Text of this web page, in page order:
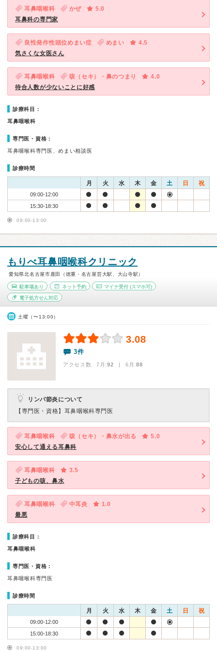
耳鼻咽喉科 かぜ
5.0
耳鼻科の専門家
良性発作性頭位めまい症 めまい
4.5
気さくな女医さん
耳鼻咽喉科 咳（セキ）・鼻のつまり
4.0
待合人数が少ないことに好感
診療科目：
耳鼻咽喉科
専門医・資格：
耳鼻咽喉科専門医、めまい相談医
診療時間
月 火 水 木 金 土 日 祝
09:00-12:00
15:30-18:30
09:00-13:00
もりべ耳鼻咽喉科クリニック
愛知県北名古屋市鹿田（徳重・名古屋芸大駅、大山寺駅）
駐車場あり ネット予約 マイナ受付 (スマホ可)
電子処方せん対応
土曜（〜13:00）
3.08
3件
アクセス数 7月:92 | 6月:88
リンパ節炎について
【専門医・資格】 耳鼻咽喉科専門医
耳鼻咽喉科 咳（セキ）・鼻水が出る
5.0
安心して通える耳鼻科
耳鼻咽喉科
3.5
子どもの咳、鼻水
耳鼻咽喉科 中耳炎
1.0
最悪
診療科目：
耳鼻咽喉科
専門医・資格：
耳鼻咽喉科専門医
診療時間
月 火 水 木 金 土 日 祝
09:00-12:00
15:00-18:30
09:00-13:00